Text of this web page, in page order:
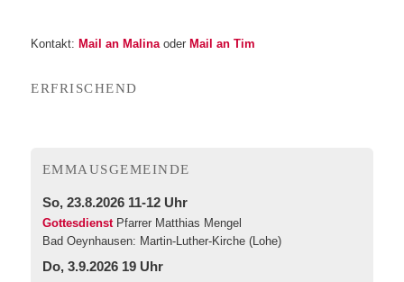
Kon­takt:Mail an Mali­na oderMail an Tim
ERFRI­SCHEND
EMMA­US­GE­MEIN­DE
So, 23.8.2026 11-12 Uhr
Gottesdienst Pfarrer Matthias Mengel
Bad Oeynhausen: Martin-Luther-Kirche (Lohe)
Do, 3.9.2026 19 Uhr